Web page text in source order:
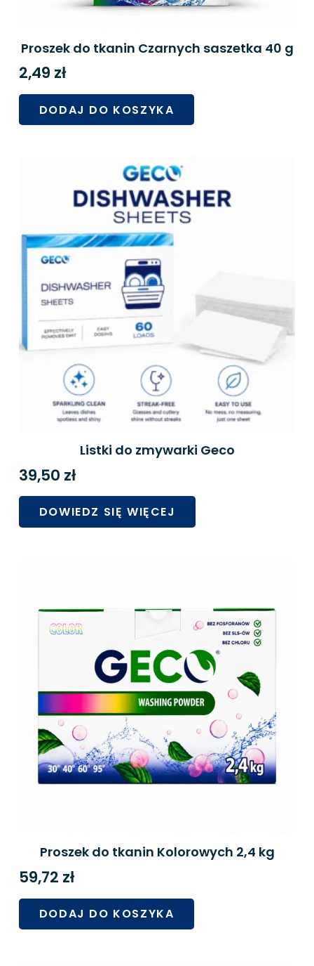
Proszek do tkanin Czarnych saszetka 40 g
2,49 zł
DODAJ DO KOSZYKA
Listki do zmywarki Geco
39,50 zł
DOWIEDZ SIĘ WIĘCEJ
Proszek do tkanin Kolorowych 2,4 kg
59,72 zł
DODAJ DO KOSZYKA